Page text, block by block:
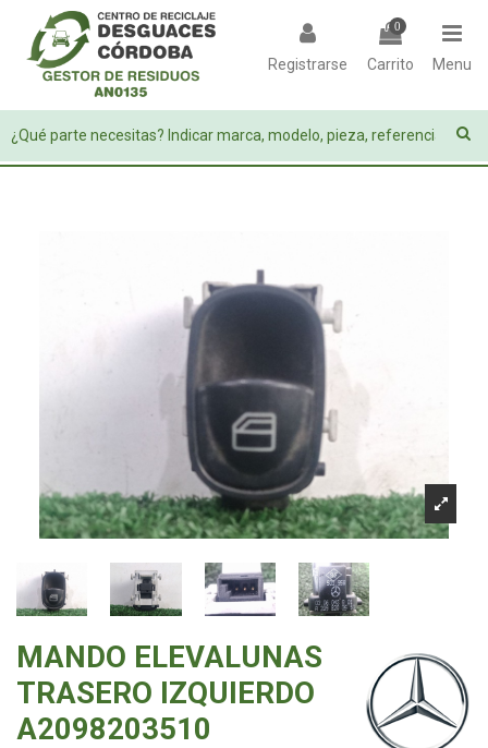
Registrarse
0
Carrito Menu
MANDO ELEVALUNAS
TRASERO IZQUIERDO
A2098203510